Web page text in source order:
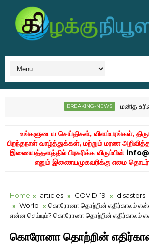
BREAKING-NEWS மனித
சுவிஸில் மரணம்!
உங்களுடைய செய்திகள், விளம்பரங்கள்,
பிறந்தநாள் வாழ்த்துக்கள், மற்றும் மரண
இணையத்தளத்தில் பிரசுரிக்க விரும்பின்
எனும் இணையமுகவரிக்கு எமை
Home articles COVID-19 disasters
World
கொரோனா தொற்றின் எதிர்காலம்
என்ன செய்யும்? கொரோனா தொற்றின் எதிர்காலம்
கொரோனா தொற்றின்